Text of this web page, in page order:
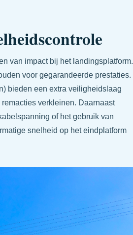
van impact bij het landingsplatform.
voor gegarandeerde prestaties.
bieden een extra veiligheidslaag
verkleinen. Daarnaast
of het gebruik van
snelheid op het eindplatform